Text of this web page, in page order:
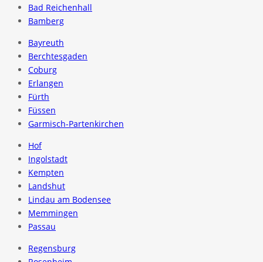
Bad Reichenhall
Bamberg
Bayreuth
Berchtesgaden
Coburg
Erlangen
Fürth
Füssen
Garmisch-Partenkirchen
Hof
Ingolstadt
Kempten
Landshut
Lindau am Bodensee
Memmingen
Passau
Regensburg